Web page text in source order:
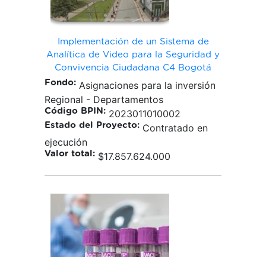
Implementación de un Sistema de
Analítica de Video para la Seguridad y
Convivencia Ciudadana C4 Bogotá
Fondo: Asignaciones para la inversión
Regional - Departamentos
Código BPIN: 2023011010002
Estado del Proyecto: Contratado en
ejecución
Valor total: $17.857.624.000